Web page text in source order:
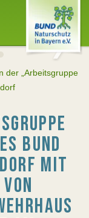
der „Arbeitsgruppe
BUND
MIT